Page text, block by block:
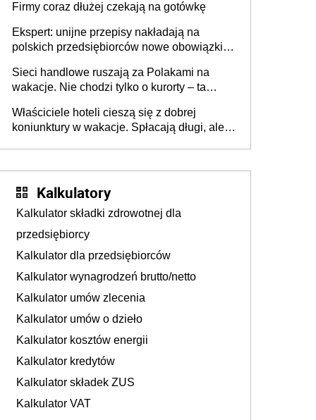
Firmy coraz dłużej czekają na gotówkę
Ekspert: unijne przepisy nakładają na
polskich przedsiębiorców nowe obowiązki w
Sieci handlowe ruszają za Polakami na
wakacje. Nie chodzi tylko o kurorty – ta
tam, gdzie wielu spędzi urlop po cichu
Właściciele hoteli cieszą się z dobrej
koniunktury w wakacje. Spłacają długi, ale
Kalkulatory
Kalkulator składki zdrowotnej dla
przedsiębiorcy
Kalkulator dla przedsiębiorców
Kalkulator wynagrodzeń brutto/netto
Kalkulator umów zlecenia
Kalkulator umów o dzieło
Kalkulator kosztów energii
Kalkulator kredytów
Kalkulator składek ZUS
Kalkulator VAT